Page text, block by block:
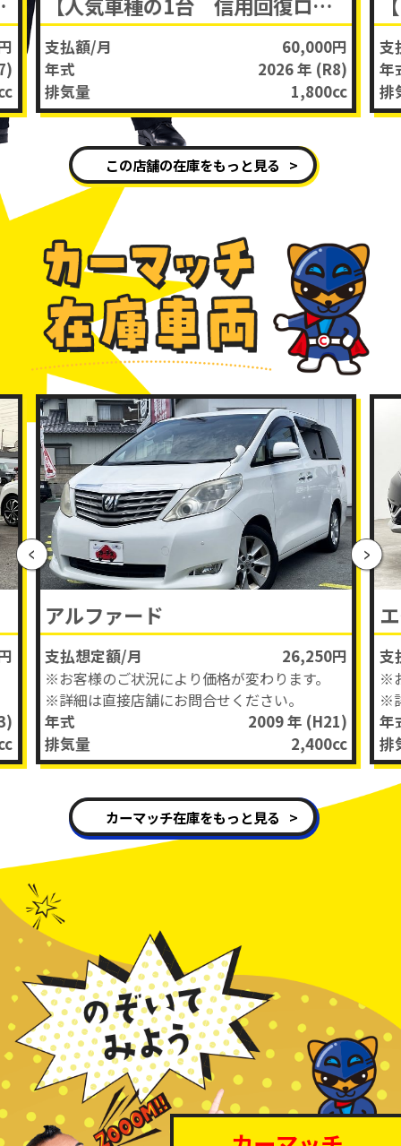
支払額/月
60,000円
年式
2026 年 (R8)
排気量
1,800cc
支
年
排
この店舗の在庫をもっと見る
アルファード
支払想定額/月
26,250円
※お客様のご状況により価格が変わります。
※詳細は直接店舗にお問合せください。
年式
2009 年 (H21)
排気量
2,400cc
支
※
※
年
排
カーマッチ在庫をもっと見る